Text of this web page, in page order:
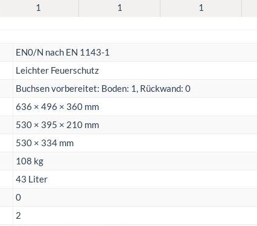
1 1 1
EN0/N nach EN 1143-1
Leichter Feuerschutz
Buchsen vorbereitet: Boden: 1, Rückwand: 0
636 × 496 × 360 mm
530 × 395 × 210 mm
530 × 334 mm
108 kg
43 Liter
0
2